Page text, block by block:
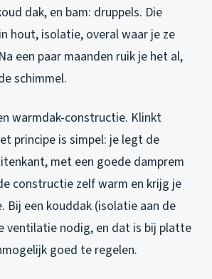
dak, en bam: druppels. Die
hout, isolatie, overal waar je ze
een paar maanden ruik je het al,
schimmel.
warmdak-constructie. Klinkt
principe is simpel: je legt de
met een goede damprem
constructie zelf warm en krijg je
Bij een kouddak (isolatie aan de
ventilatie nodig, en dat is bij platte
goed te regelen.